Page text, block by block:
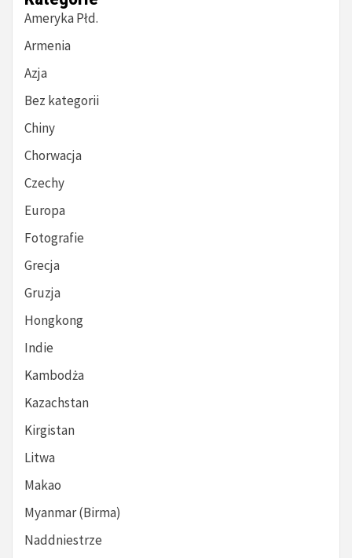
Ameryka Płd.
Armenia
Azja
Bez kategorii
Chiny
Chorwacja
Czechy
Europa
Fotografie
Grecja
Gruzja
Hongkong
Indie
Kambodża
Kazachstan
Kirgistan
Litwa
Makao
Myanmar (Birma)
Naddniestrze